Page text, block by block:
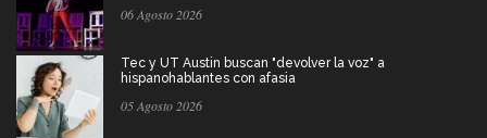
06 Agosto 2026
Tec y UT Austin buscan "devolver la voz" a
hispanohablantes con afasia
05 Agosto 2026